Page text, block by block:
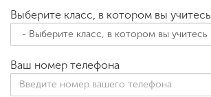
Выберите класс, в котором вы учитесь
Ваш номер телефона